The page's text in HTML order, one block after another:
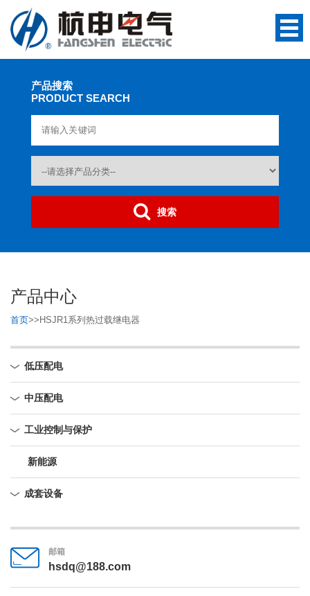
产品搜索
PRODUCT SEARCH
搜索
产品中心
首页>> HSJR1系列热过载继电器
低压配电
中压配电
工业控制与保护
新能源
成套设备
邮箱
hsdq@188.com